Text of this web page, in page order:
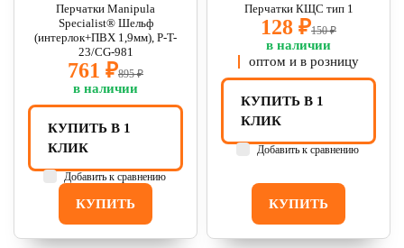
Перчатки Manipula
Specialist® Шельф
(интерлок+ПВХ 1,9мм), P-T-
23/CG-981
761 ₽895 ₽
в наличии
КУПИТЬ
КУПИТЬ В 1
КЛИК
Добавить к сравнению
Перчатки КЩС тип 1
128 ₽150 ₽
в наличии
оптом и в розницу
КУПИТЬ
КУПИТЬ В 1
КЛИК
Добавить к сравнению